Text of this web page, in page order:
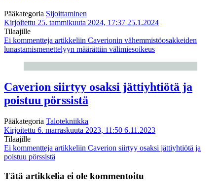
Pääkategoria Sijoittaminen
Kirjoitettu 25. tammikuuta 2024, 17:37 25.1.2024
Tilaajille
Ei kommentteja artikkeliin Caverionin vähemmistöosakkeiden
lunastamismenettelyyn määrättiin välimiesoikeus
Caverion siirtyy osaksi jättiyhtiötä ja
poistuu pörssistä
Pääkategoria Talotekniikka
Kirjoitettu 6. marraskuuta 2023, 11:50 6.11.2023
Tilaajille
Ei kommentteja artikkeliin Caverion siirtyy osaksi jättiyhtiötä ja
poistuu pörssistä
Tätä artikkelia ei ole kommentoitu